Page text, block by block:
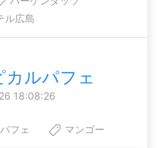
ル広島
カルパフェ
18:08:26
パフェ マンゴー